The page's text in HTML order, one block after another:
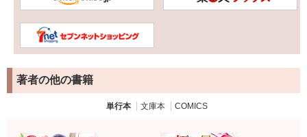
著者の他の書籍
単行本 文庫本 COMICS